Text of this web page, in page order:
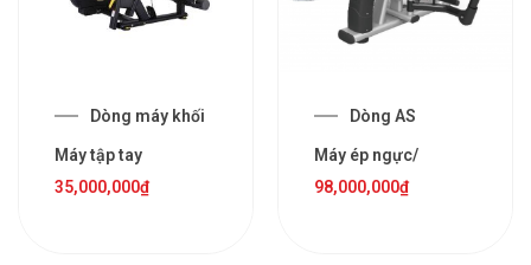
Dòng máy khối
Máy tập tay
35,000,000₫
Dòng AS
Máy ép ngực/
98,000,000₫